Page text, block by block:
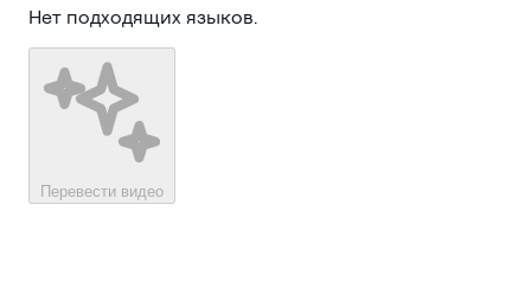
Нет подходящих языков.
Перевести видео